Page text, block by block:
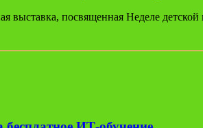
выставка, посвященная Неделе